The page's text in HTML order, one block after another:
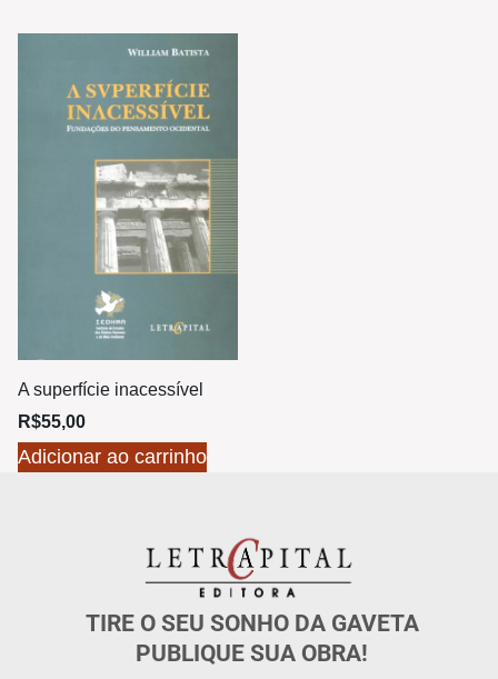
A superfície inacessível
R$55,00
Adicionar ao carrinho
TIRE O SEU SONHO DA GAVETA
PUBLIQUE SUA OBRA!